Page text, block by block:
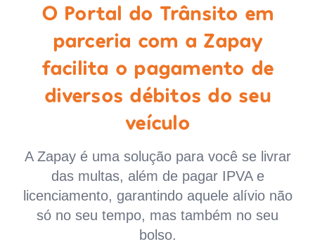
O Portal do Trânsito em
parceria com a Zapay
facilita o pagamento de
diversos débitos do seu
veículo
A Zapay é uma solução para você se livrar
das multas, além de pagar IPVA e
licenciamento, garantindo aquele alívio não
só no seu tempo, mas também no seu
bolso.